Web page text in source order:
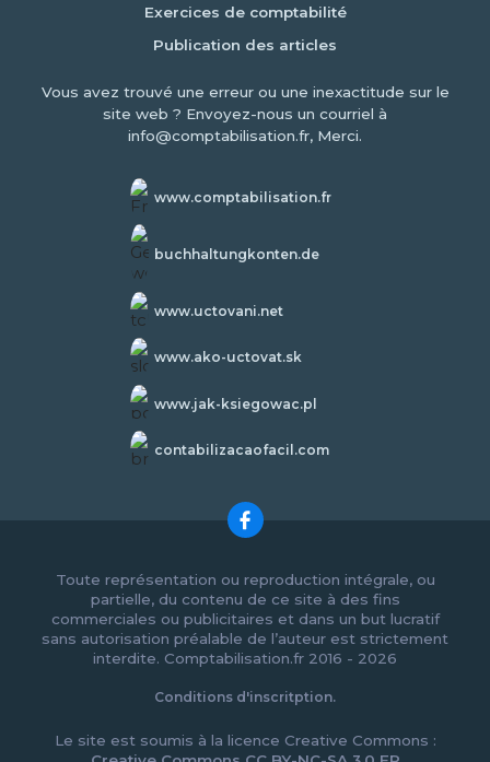
Exercices de comptabilité
Publication des articles
Vous avez trouvé une erreur ou une inexactitude sur le
site web ? Envoyez-nous un courriel à
info@comptabilisation.fr, Merci.
www.comptabilisation.fr
buchhaltungkonten.de
www.uctovani.net
www.ako-uctovat.sk
www.jak-ksiegowac.pl
contabilizacaofacil.com
Toute représentation ou reproduction intégrale, ou
partielle, du contenu de ce site à des fins
commerciales ou publicitaires et dans un but lucratif
sans autorisation préalable de l’auteur est strictement
interdite. Comptabilisation.fr 2016 - 2026
Conditions d'inscritption.
Le site est soumis à la licence Creative Commons :